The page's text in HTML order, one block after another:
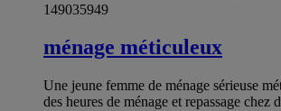
149035949
ménage méticuleux
Une jeune femme de ménage sérieuse
des heures de ménage et repassage chez